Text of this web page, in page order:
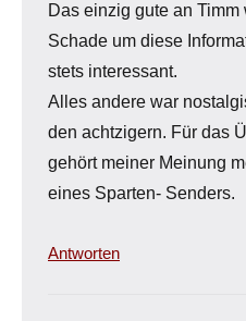
Das einzig gute an
Schade um diese
stets interessant.
Alles andere war
den achtzigern. Für das
gehört meiner Meinung
eines Sparten- Senders.
Antworten